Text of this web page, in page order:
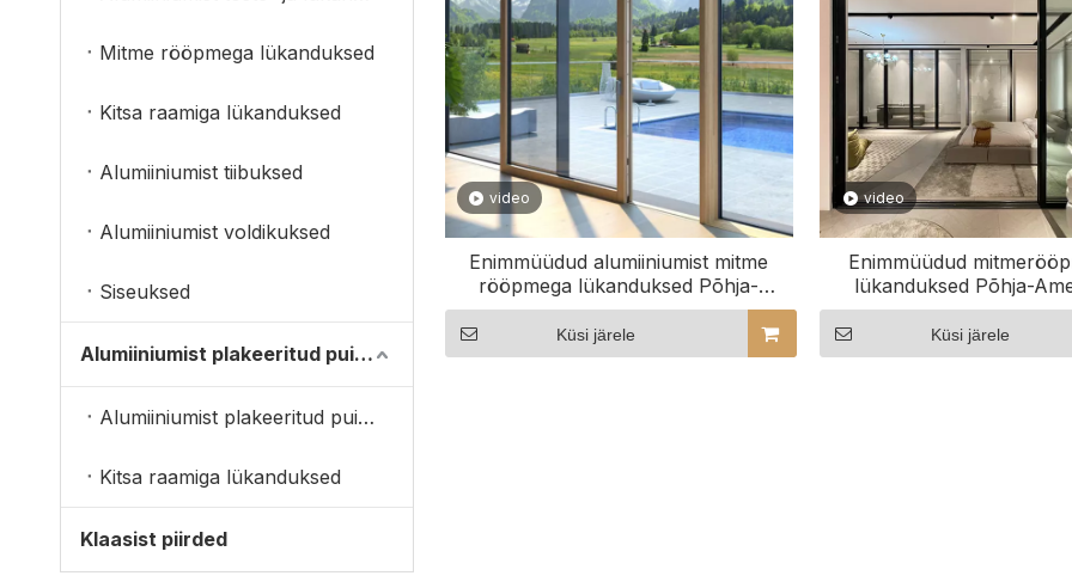
Mitme rööpmega lükanduksed
Kitsa raamiga lükanduksed
Alumiiniumist tiibuksed
Alumiiniumist voldikuksed
Siseuksed
Alumiiniumist plakeeritud puituksed
Alumiiniumist plakeeritud puidust tõstuk- ja lükanduksed
Kitsa raamiga lükanduksed
Klaasist piirded
video
Enimmüüdud alumiiniumist mitme
rööpmega lükanduksed Põhja-
Ameerikas kohandatava arvu
liugsiinidega
Küsi järele
video
Enimmüüdud
lükanduksed Põhja-
kohandatava arvu
Küsi järele